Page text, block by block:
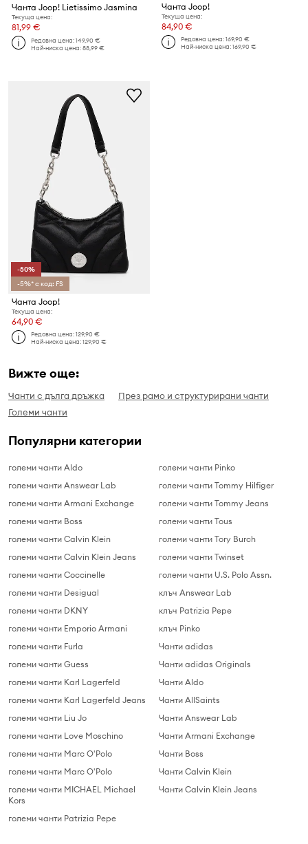
Чанта Joop! Lietissimo Jasmina
Текуща цена:
81,99 €
Редовна цена:149,90 €
Най-ниска цена:88,99 €
Чанта Joop!
Текуща цена:
84,90 €
Редовна цена:169,90 €
Най-ниска цена:169,90 €
-50%
-5%* с код: FS
Чанта Joop!
Текуща цена:
64,90 €
Редовна цена:129,90 €
Най-ниска цена:129,90 €
Вижте още:
Чанти с дълга дръжка
През рамо и структурирани чанти
Големи чанти
Популярни категории
големи чанти Aldo
големи чанти Answear Lab
големи чанти Armani Exchange
големи чанти Boss
големи чанти Calvin Klein
големи чанти Calvin Klein Jeans
големи чанти Coccinelle
големи чанти Desigual
големи чанти DKNY
големи чанти Emporio Armani
големи чанти Furla
големи чанти Guess
големи чанти Karl Lagerfeld
големи чанти Karl Lagerfeld Jeans
големи чанти Liu Jo
големи чанти Love Moschino
големи чанти Marc O'Polo
големи чанти Marc O'Polo
големи чанти MICHAEL Michael
Kors
големи чанти Patrizia Pepe
големи чанти Pinko
големи чанти Tommy Hilfiger
големи чанти Tommy Jeans
големи чанти Tous
големи чанти Tory Burch
големи чанти Twinset
големи чанти U.S. Polo Assn.
клъч Answear Lab
клъч Patrizia Pepe
клъч Pinko
Чанти adidas
Чанти adidas Originals
Чанти Aldo
Чанти AllSaints
Чанти Answear Lab
Чанти Armani Exchange
Чанти Boss
Чанти Calvin Klein
Чанти Calvin Klein Jeans